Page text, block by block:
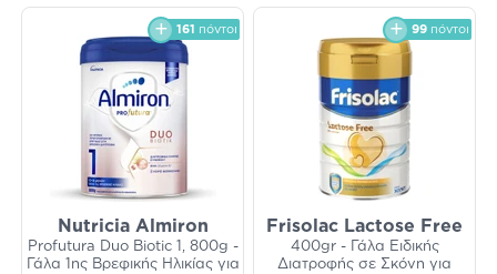
161 πόντοι
Nutricia Almiron
Profutura Duo Biotic 1, 800g -
Γάλα 1ης Βρεφικής Ηλικίας για
99 πόντοι
Frisolac Lactose Free
400gr - Γάλα Ειδικής
Διατροφής σε Σκόνη για